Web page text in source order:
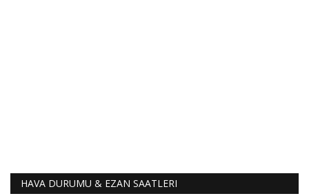
HAVA DURUMU & EZAN SAATLERI